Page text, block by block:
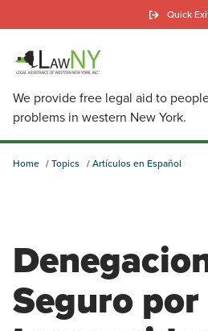
Skip
to
We provide free legal aid to
problems in western New York.
Quick
Home Topics Artículos en Español
Seguro por